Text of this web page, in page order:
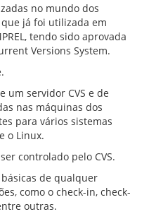
no mundo dos
já foi utilizada em
tendo sido aprovada
Versions System.
um servidor CVS e de
nas máquinas dos
para vários sistemas
o Linux.
controlado pelo CVS.
de qualquer
como o check-in, check-
outras.